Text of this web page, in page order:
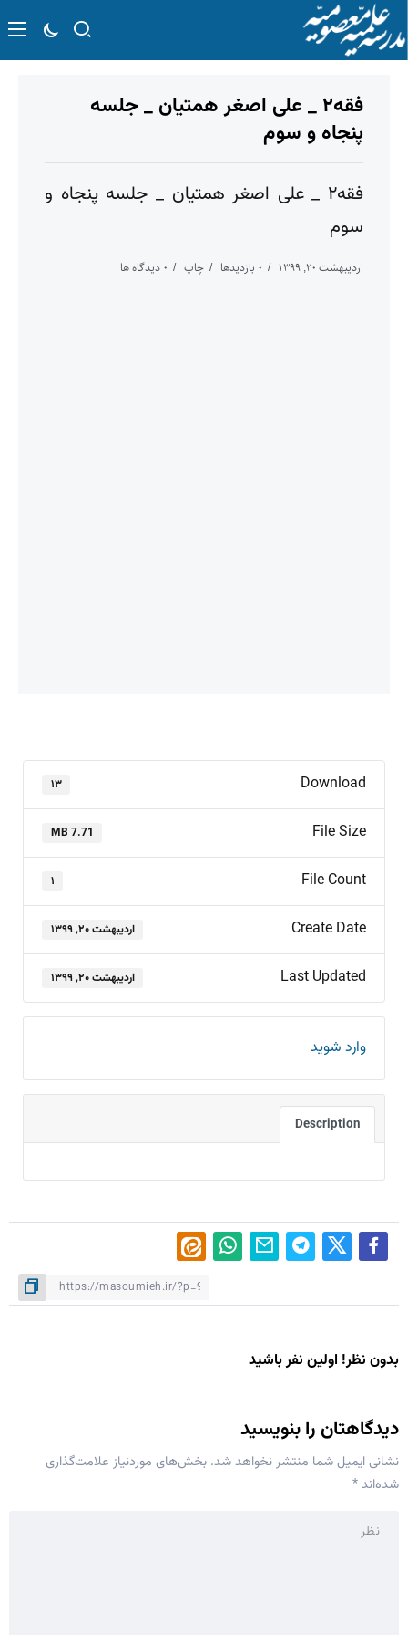
فقه۲ _ علی اصغر همتیان _ جلسه
پنجاه و سوم
فقه۲ _ علی اصغر همتیان _ جلسه پنجاه و
سوم
اردیبهشت ۲۰, ۱۳۹۹ ۰ بازدیدها چاپ ۰ دیدگاه ها
Download ۱۳
File Size
7.71 MB
File Count ۱
Create Date اردیبهشت ۲۰, ۱۳۹۹
Last Updated اردیبهشت ۲۰, ۱۳۹۹
وارد شوید
Description
بدون نظر! اولین نفر باشید
دیدگاهتان را بنویسید
نشانی ایمیل شما منتشر نخواهد شد. بخش‌های موردنیاز علامت‌گذاری
شده‌اند*